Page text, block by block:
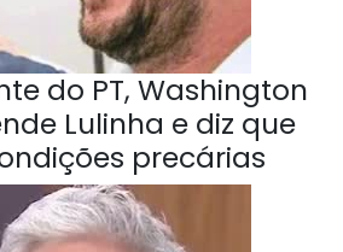
do PT, Washington
Lulinha e diz que
precárias